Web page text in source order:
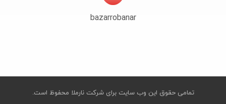
bazarrobanar
تمامی حقوق این وب سایت برای شرکت نارملا محفوظ است.